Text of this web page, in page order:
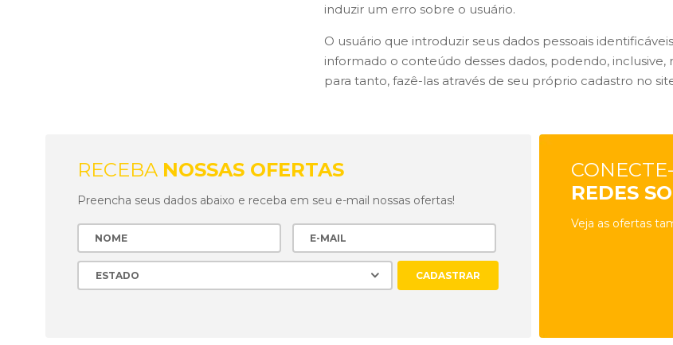
induzir um erro sobre o usuário.
O usuário que introduzir seus dados pessoais
informado o conteúdo desses dados, podendo,
para tanto, fazê-las através de seu próprio cadastro no
RECEBA NOSSAS OFERTAS
Preencha seus dados abaixo e receba em seu e-mail nossas ofertas!
REDES
Veja as ofertas